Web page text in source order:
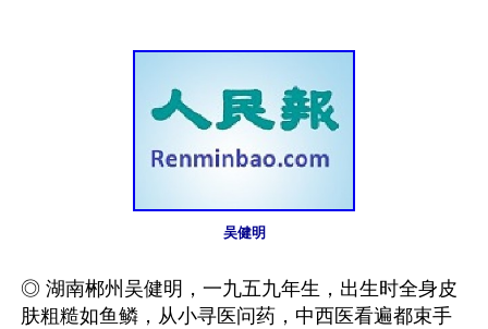
吴健明
◎ 湖南郴州吴健明，一九五九年生，出生时全身皮
肤粗糙如鱼鳞，从小寻医问药，中西医看遍都束手